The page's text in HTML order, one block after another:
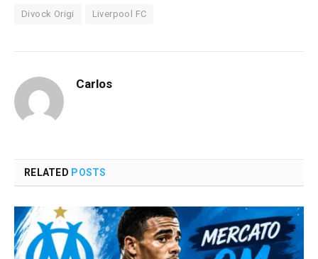
Divock Origi Liverpool FC
Carlos
RELATED POSTS